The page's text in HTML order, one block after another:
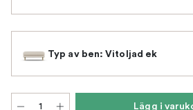
Typ av ben: Vitoljad ek
Lägg i